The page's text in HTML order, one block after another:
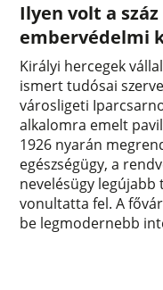
Ilyen volt a
embervédelmi
Királyi hercegek
ismert tudósai
városligeti
alkalomra emelt
1926 nyarán
egészségügy, a
nevelésügy
vonultatta fel. A
be legmodernebb